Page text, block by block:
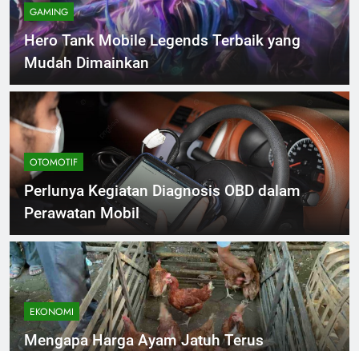
GAMING
Hero Tank Mobile Legends Terbaik yang
Mudah Dimainkan
OTOMOTIF
Perlunya Kegiatan Diagnosis OBD dalam
Perawatan Mobil
EKONOMI
Mengapa Harga Ayam Jatuh Terus